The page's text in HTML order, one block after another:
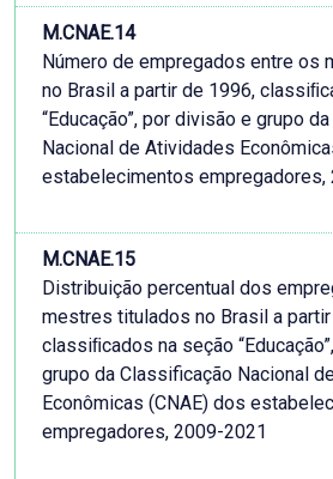
M.CNAE.14
Número de empregados entre os
no Brasil a partir de 1996,
“Educação”, por divisão e grupo
Nacional de Atividades
estabelecimentos empregadores,
M.CNAE.15
Distribuição percentual dos
mestres titulados no Brasil a
classiﬁcados na seção
grupo da Classificação Nacional
Econômicas (CNAE) dos
empregadores, 2009-2021